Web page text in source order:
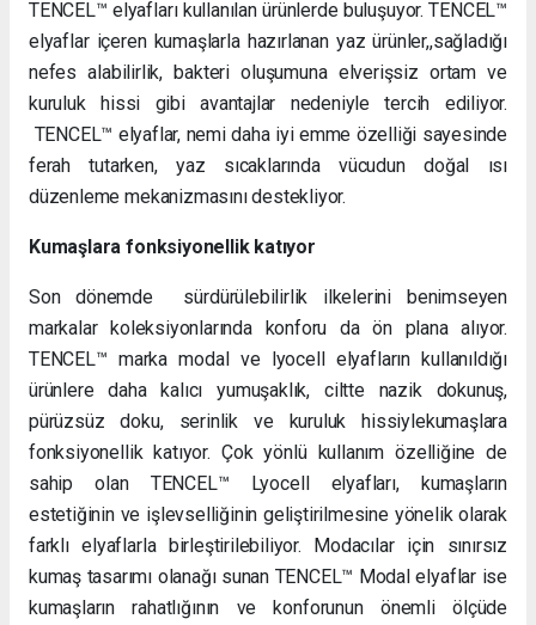
TENCEL™ elyafları kullanılan ürünlerde buluşuyor. TENCEL™
elyaflar içeren kumaşlarla hazırlanan yaz ürünler,,sağladığı
nefes alabilirlik, bakteri oluşumuna elverişsiz ortam ve
kuruluk hissi gibi avantajlar nedeniyle tercih ediliyor.
TENCEL™ elyaflar, nemi daha iyi emme özelliği sayesinde
ferah tutarken, yaz sıcaklarında vücudun doğal ısı
düzenleme mekanizmasını destekliyor.
Kumaşlara fonksiyonellik katıyor
Son dönemde sürdürülebilirlik ilkelerini benimseyen
markalar koleksiyonlarında konforu da ön plana alıyor.
TENCEL™ marka modal ve lyocell elyafların kullanıldığı
ürünlere daha kalıcı yumuşaklık, ciltte nazik dokunuş,
pürüzsüz doku, serinlik ve kuruluk hissiylekumaşlara
fonksiyonellik katıyor. Çok yönlü kullanım özelliğine de
sahip olan TENCEL™ Lyocell elyafları, kumaşların
estetiğinin ve işlevselliğinin geliştirilmesine yönelik olarak
farklı elyaflarla birleştirilebiliyor. Modacılar için sınırsız
kumaş tasarımı olanağı sunan TENCEL™ Modal elyaflar ise
kumaşların rahatlığının ve konforunun önemli ölçüde